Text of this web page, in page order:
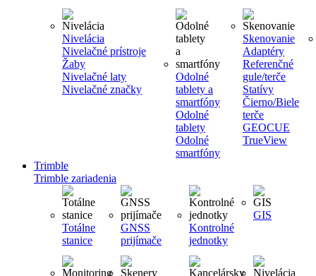
Nivelácia
Nivelačné prístroje
Žaby
Nivelačné laty
Nivelačné značky
Odolné
tablety a
smartfóny
Odolné
tablety
Odolné
smartfóny
Skenovanie
Adaptéry
Referenčné
gule/terče
Statívy
Čierno/Biele
terče
GEOCUE
TrueView
Trimble
Trimble zariadenia
Totálne
stanice
GNSS
prijímače
Kontrolné
jednotky
GIS